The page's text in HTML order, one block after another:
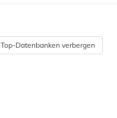
Top-Datenbanken verbergen